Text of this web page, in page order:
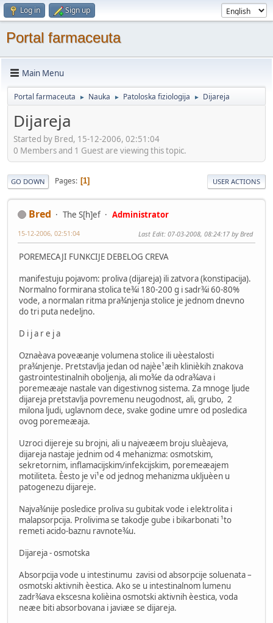
Log in Sign up
Portal farmaceuta
Main Menu
Portal farmaceuta ► Nauka ► Patoloska fiziologija ► Dijareja
Dijareja
Started by Bred, 15-12-2006, 02:51:04
0 Members and 1 Guest are viewing this topic.
GO DOWN Pages 1 USER ACTIONS
Bred The S[h]ef Administrator
15-12-2006, 02:51:04 Last Edit: 07-03-2008, 08:24:17 by Bred
POREMECAJI FUNKCIJE DEBELOG CREVA
manifestuju pojavom: proliva (dijareja) ili zatvora (konstipacija).
Normalno formirana stolica te¾i 180-200 g i sadr¾i 60-80%
vode, a normalan ritma pra¾njenja stolice je jednom dnevno
do tri puta nedeljno.
D i j a r e j a
Oznaèava poveæanje volumena stolice ili uèestalosti
pra¾njenje. Pretstavlja jedan od najèe¹æih klinièkih znakova
gastrointestinalnih oboljenja, ali mo¾e da odra¾ava i
poremeæaje nastale van digestivnog sistema. Za mnoge ljude
dijareja pretstavlja povremenu neugodnost, ali, grubo, 2
milona ljudi, uglavnom dece, svake godine umre od posledica
ovog poremeæaja.
Uzroci dijereje su brojni, ali u najveæem broju sluèajeva,
dijareja nastaje jednim od 4 mehanizma: osmotskim,
sekretornim, inflamacijskim/infekcijskim, poremeæajem
motiliteta. Èesto je vi¹e od jednog mehanizma ukljuèen u
patogenezu dijareje.
Najva¾nije posledice proliva su gubitak vode i elektrolita i
malapsorpcija. Prolivima se takodje gube i bikarbonati ¹to
remeti acido-baznu ravnote¾u.
Dijareja - osmotska
Absorpcija vode u intestinumu zavisi od absorpcije soluenata –
osmotski aktivnih èestica. Ako se u intestinalnom lumenu
zadr¾ava ekscesna kolièina osmotski aktivnih èestica, voda
neæe biti absorbovana i javiæe se dijareja.